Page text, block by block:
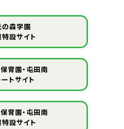
森学園
設サイト
育園・屯田南
トサイト
育園・屯田南
設サイト